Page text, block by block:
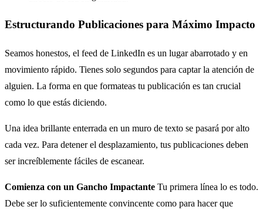
Estructurando Publicaciones para Máximo Impacto
Seamos honestos, el feed de LinkedIn es un lugar abarrotado y en
movimiento rápido. Tienes solo segundos para captar la atención de
alguien. La forma en que formateas tu publicación es tan crucial
como lo que estás diciendo.
Una idea brillante enterrada en un muro de texto se pasará por alto
cada vez. Para detener el desplazamiento, tus publicaciones deben
ser increíblemente fáciles de escanear.
Comienza con un Gancho Impactante Tu primera línea lo es todo.
Debe ser lo suficientemente convincente como para hacer que